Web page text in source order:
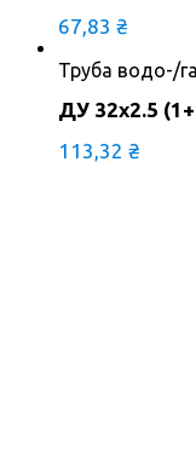
67,83 ₴
Труба водо-/
ДУ 32х2.5
113,32 ₴